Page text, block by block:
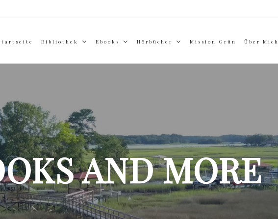
Bibliothek Ebooks Hörbücher Mission Grün Über Mich
AND MORE